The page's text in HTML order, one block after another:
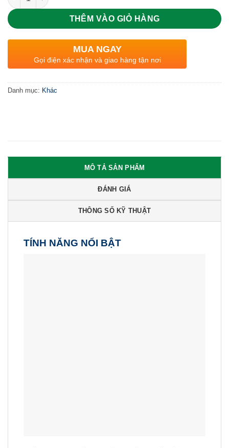
THÊM VÀO GIỎ HÀNG
MUA NGAY
Gọi điện xác nhận và giao hàng tận nơi
Danh mục: Khác
MÔ TẢ SẢN PHẨM
ĐÁNH GIÁ
THÔNG SỐ KỸ THUẬT
TÍNH NĂNG NỔI BẬT